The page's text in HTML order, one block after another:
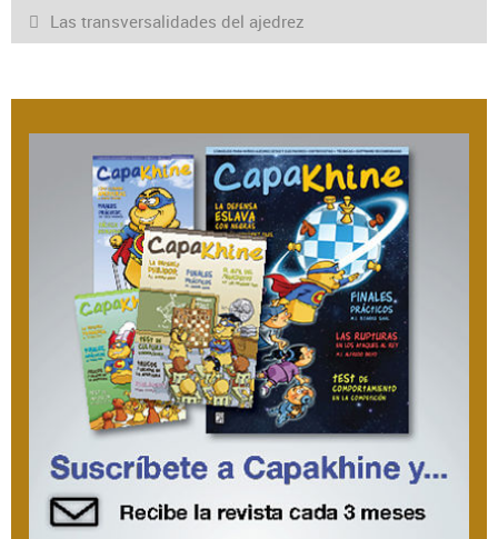
Las transversalidades del ajedrez